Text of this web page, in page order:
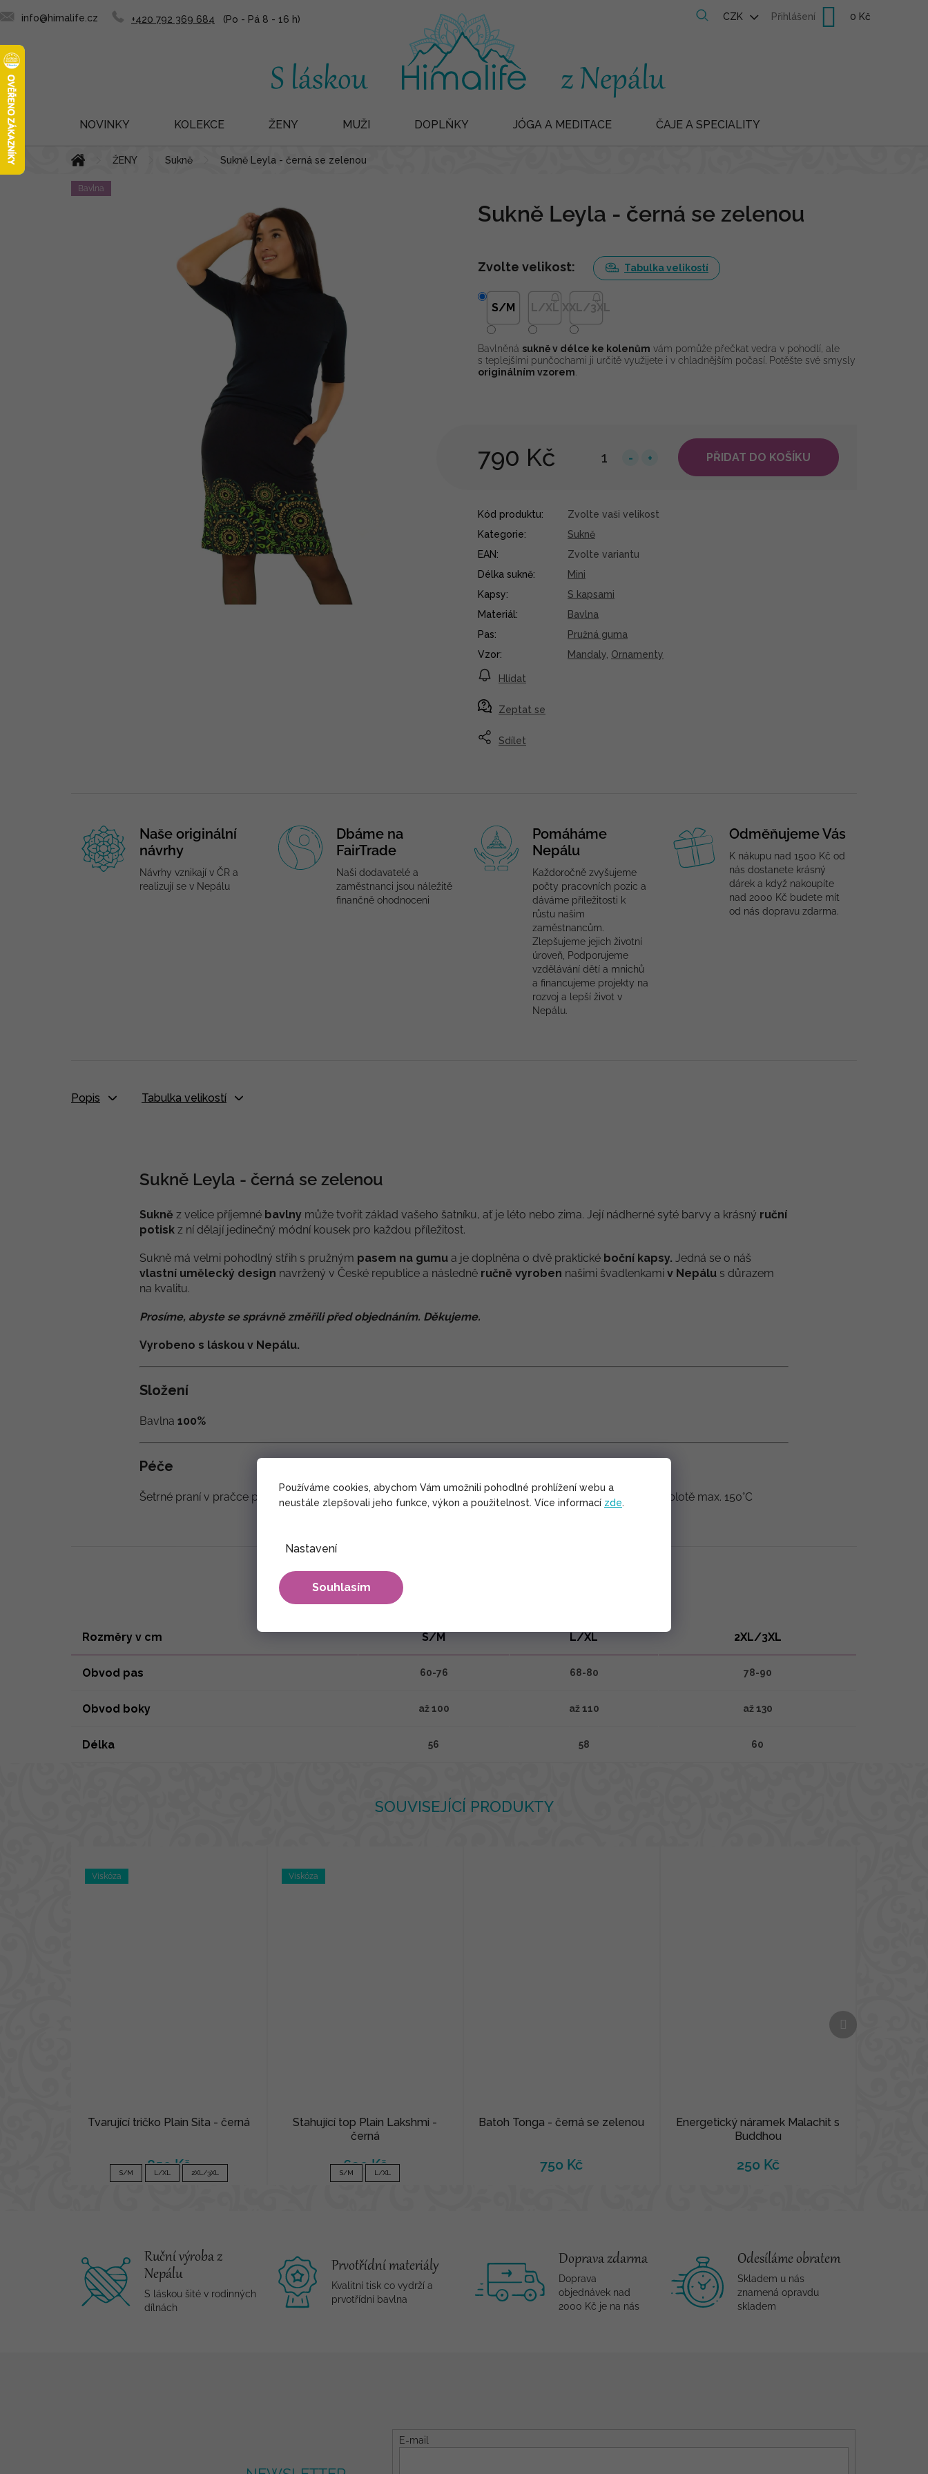
Používáme cookies, abychom Vám umožnili pohodlné prohlížení webu a
neustále zlepšovali jeho funkce, výkon a použitelnost. Více informací zde.
Nastavení
Souhlasím
Přejít
na
obsah
+420 792 369 684
info@himalife.cz CZK Přihlášení
Nákupní
NOVINKY KOLEKCE ŽENY MUŽI DOPLŇKY JÓGA A MEDITACE ČAJE A SPECIALITY
Domů ŽENY Sukně Sukně Leyla - černá se zelenou
Bavlna
Sukně Leyla - černá se zelenou
790 Kč PŘIDAT DO KOŠÍKU
Zvolte velikost: Tabulka velikostí
S/M L/XL XXL/3XL
Bavlněná sukně v délce ke kolenům vám pomůže přečkat vedra v pohodlí, ale
s teplejšími punčochami ji určitě využijete i v chladnějším počasí. Potěšte své smysly
originálním vzorem
Zeptat se
Hlídat
Sdílet
Kód produktu:
Zvolte vaši velikost
Kategorie:
Sukně
EAN:
Zvolte variantu
Délka sukně:
Mini
Kapsy:
S kapsami
Materiál:
Bavlna
Pas:
Pružná guma
Vzor: Mandaly Ornamenty
SOUVISEJÍCÍ PRODUKTY
Viskóza
Tvarující tričko Plain Sita - černá
850 Kč
S/M L/XL 2XL/3XL
Viskóza
Stahující top Plain Lakshmi -
černá
690 Kč
S/M L/XL
Batoh Tonga - černá se zelenou
750 Kč
Energetický náramek Malachit s
Buddhou
250 Kč
Další
produkt
Naše originální
návrhy
Návrhy vznikají v ČR a
realizují se v Nepálu
Dbáme na
FairTrade
Naši dodavatelé a
zaměstnanci jsou náležitě
finančně ohodnoceni
Pomáháme
Nepálu
Každoročně zvyšujeme
počty pracovních pozic a
dáváme příležitosti k
růstu našim
zaměstnancům.
Zlepšujeme jejich životní
úroveň, Podporujeme
vzdělávání dětí a mnichů
a financujeme projekty na
rozvoj a lepší život v
Nepálu.
Odměňujeme Vás
K nákupu nad 1500 Kč od
nás dostanete krásný
dárek a když nakoupíte
nad 2000 Kč budete mít
od nás dopravu zdarma.
Popis Tabulka velikostí
Sukně Leyla - černá se zelenou
Sukně z velice příjemné bavlny může tvořit základ vašeho šatníku, ať je léto nebo zima. Její nádherné syté barvy a krásný ruční
potisk z ní dělají jedinečný módní kousek pro každou příležitost.
Sukně má velmi pohodlný střih s pružným pasem na gumu a je doplněna o dvě praktické boční kapsy. Jedná se o náš
vlastní umělecký design navržený v České republice a následně ručně vyroben našimi švadlenkami v Nepálu s důrazem
na kvalitu.
Prosíme, abyste se správně změřili před objednáním. Děkujeme.
Vyrobeno s láskou v Nepálu.
Složení
Bavlna 100%
Péče
Šetrné praní v pračce při teplotě max. 30°C. Nesmí se bělit. Sušení výrobku nejlépe ve stínu. Žehlení při teplotě max. 150°C
Tabulka velikostí produktu
Rozměry v cm S/M L/XL 2XL/3XL
Obvod pas 60-76 68-80 78-90
Obvod boky až 100 až 110 až 130
Délka 56 58 60
Ruční výroba z
Nepálu
S láskou šité v rodinných
dílnách
Prvotřídní materiály
Kvalitní tisk co vydrží a
prvotřídní bavlna
Doprava zdarma
Doprava
objednávek nad
2000 Kč je na nás
Odesíláme obratem
Skladem u nás
znamená opravdu
skladem
E-mail